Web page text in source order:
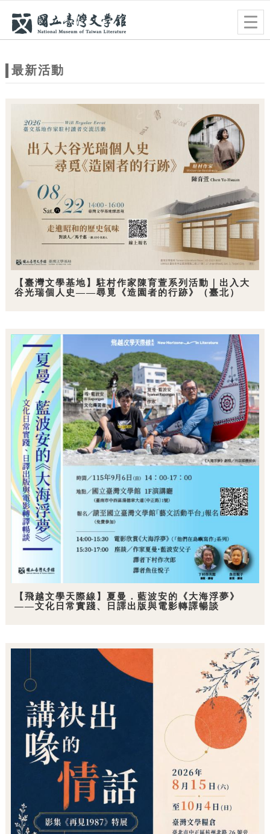
站最新活動
【臺灣文學基地】駐村作家陳育萱系列活動｜出入大
谷光瑞個人史——尋覓《造園者的行跡》（臺北）
【飛越文學天際線】夏曼．藍波安的《大海浮夢》
——文化日常實踐、日譯出版與電影轉譯暢談